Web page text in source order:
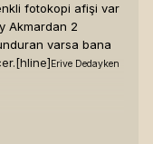
fotokopi afişi var
Akmardan 2
varsa bana
Erive Dedayken
tarihinde